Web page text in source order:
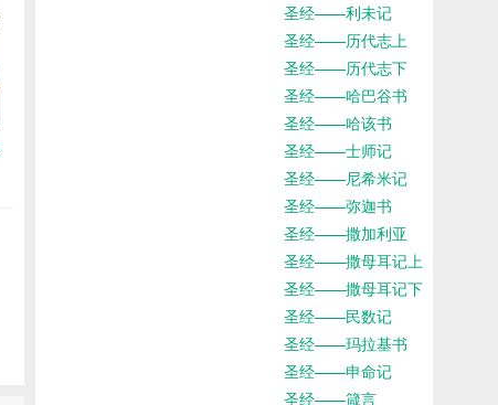
圣经——利未记
圣经——历代志上
圣经——历代志下
圣经——哈巴谷书
圣经——哈该书
圣经——士师记
圣经——尼希米记
圣经——弥迦书
圣经——撒加利亚
圣经——撒母耳记上
圣经——撒母耳记下
圣经——民数记
圣经——玛拉基书
圣经——申命记
圣经——箴言